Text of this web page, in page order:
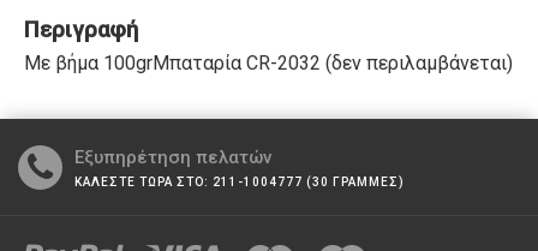
Περιγραφή
Με βήμα 100grΜπαταρία CR-2032 (δεν περιλαμβάνεται)
Εξυπηρέτηση πελατών
ΚΑΛΕΣΤΕ ΤΩΡΑ ΣΤΟ: 211-1004777 (30 ΓΡΑΜΜΕΣ)